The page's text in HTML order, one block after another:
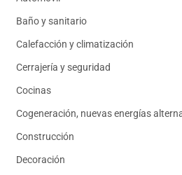
Baño y sanitario
Calefacción y climatización
Cerrajería y seguridad
Cocinas
Cogeneración, nuevas energías
Construcción
Decoración